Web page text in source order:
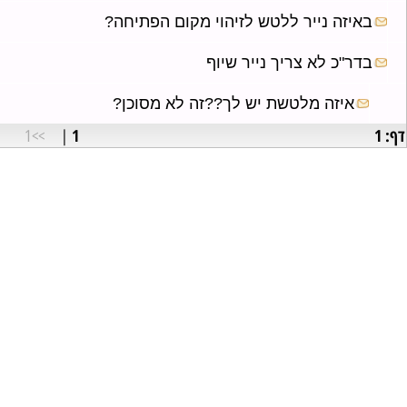
איזה מלטשת יש לך??זה לא מסוכן?